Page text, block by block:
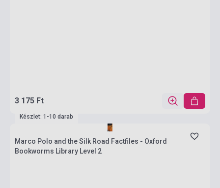
3 175 Ft
Készlet: 1-10 darab
Marco Polo and the Silk Road Factfiles - Oxford
Bookworms Library Level 2